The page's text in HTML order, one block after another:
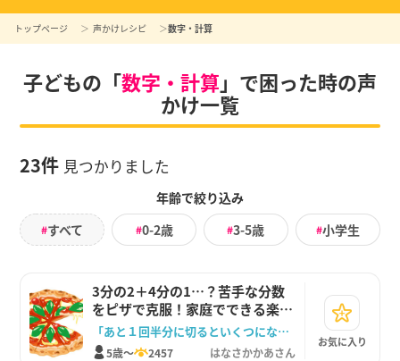
トップページ 声かけレシピ 数字・計算
子どもの「数字・計算」で困った時の声
かけ一覧
23件 見つかりました
年齢で絞り込み
#すべて #0-2歳 #3-5歳 #小学生
3分の2＋4分の1…？苦手な分数
をピザで克服！家庭でできる楽し
い算数遊び
「あと１回半分に切るといくつになるでしょう？」
5歳～ 2457 はなさかかあさん
お気に入り